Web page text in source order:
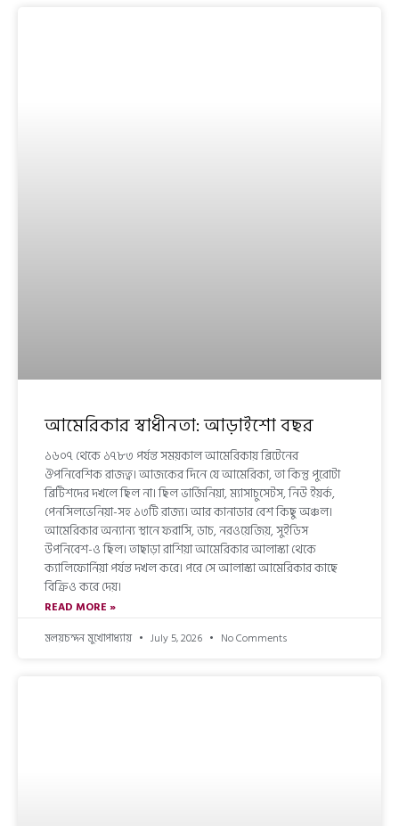
আমেরিকার স্বাধীনতা: আড়াইশো বছর
১৬০৭ থেকে ১৭৮৩ পর্যন্ত সময়কাল আমেরিকায় ব্রিটেনের
ঔপনিবেশিক রাজত্ব। আজকের দিনে যে আমেরিকা, তা কিন্তু পুরোটা
ব্রিটিশদের দখলে ছিল না। ছিল ভার্জিনিয়া, ম্যাসাচুসেটস, নিউ ইয়র্ক,
পেনসিলভেনিয়া-সহ ১৩টি রাজ্য। আর কানাডার বেশ কিছু অঞ্চল।
আমেরিকার অন্যান্য স্থানে ফরাসি, ডাচ, নরওয়েজিয়, সুইডিস
উপনিবেশ-ও ছিল। তাছাড়া রাশিয়া আমেরিকার আলাস্কা থেকে
ক্যালিফোর্নিয়া পর্যন্ত দখল করে। পরে সে আলাস্কা আমেরিকার কাছে
বিক্রিও করে দেয়।
READ MORE »
মলয়চন্দন মুখোপাধ্যায়
July 5, 2026 No Comments